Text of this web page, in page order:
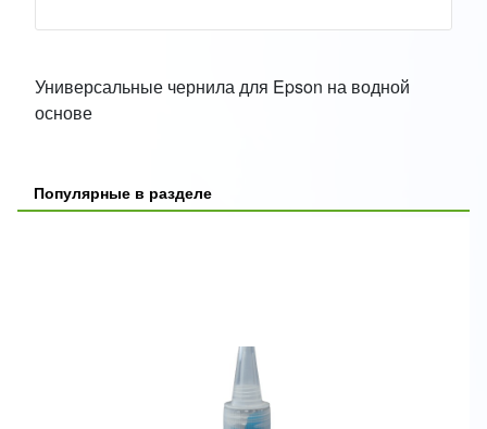
Универсальные чернила для Epson на водной
основе
Популярные в разделе